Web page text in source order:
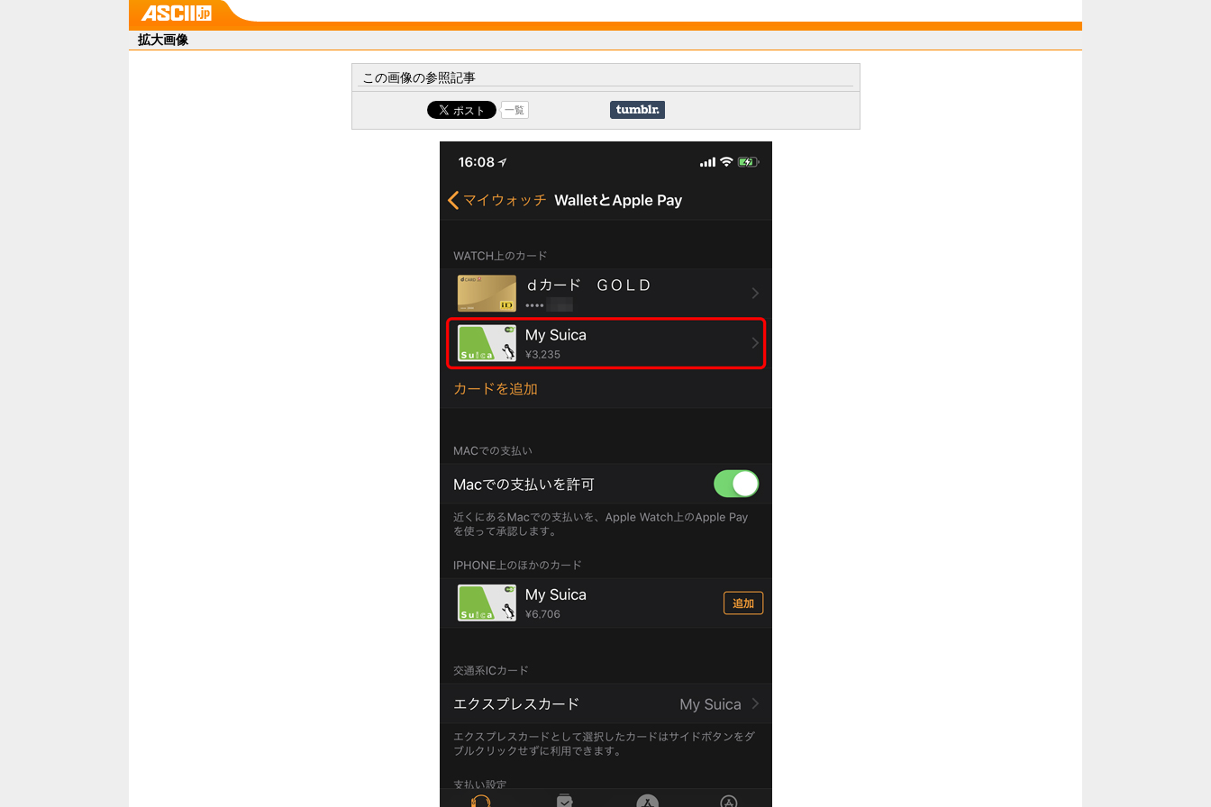
拡大画像
この画像の参照記事
一覧